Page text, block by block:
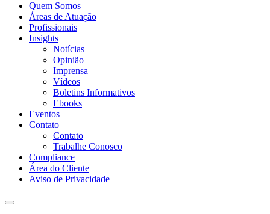
Quem Somos
Áreas de Atuação
Profissionais
Insights
Notícias
Opinião
Imprensa
Vídeos
Boletins Informativos
Ebooks
Eventos
Contato
Contato
Trabalhe Conosco
Compliance
Área do Cliente
Aviso de Privacidade